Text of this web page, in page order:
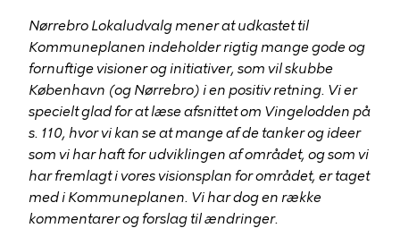
Nørrebro Lokaludvalg mener at udkastet til
Kommuneplanen indeholder rigtig mange gode og
fornuftige visioner og initiativer, som vil skubbe
København (og Nørrebro) i en positiv retning. Vi er
specielt glad for at læse afsnittet om Vingelodden på
s. 110, hvor vi kan se at mange af de tanker og ideer
som vi har haft for udviklingen af området, og som vi
har fremlagt i vores visionsplan for området, er taget
med i Kommuneplanen. Vi har dog en række
kommentarer og forslag til ændringer.